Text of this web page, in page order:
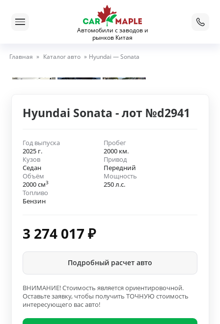
Автомобили с заводов и
рынков Китая
Главная » Каталог авто » Hyundai — Sonata
Hyundai Sonata - лот №d2941
Год выпуска
2025 г.
Пробег
2000 км.
Кузов
Седан
Привод
Передний
Объём
2000 см3
Мощность
250 л.с.
Топливо
Бензин
3 274 017 ₽
Подробный расчет авто
ВНИМАНИЕ! Стоимость является ориентировочной.
Оставьте заявку, чтобы получить ТОЧНУЮ стоимость
интересующего вас авто!